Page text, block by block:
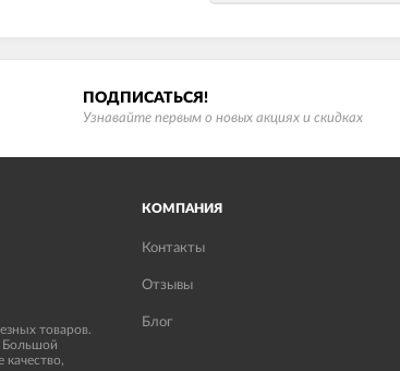
ПОДПИСАТЬСЯ!
Узнавайте первым о новых акциях и скидках
товаров.
Большой
качество,
КОМПАНИЯ
Контакты
Отзывы
Блог